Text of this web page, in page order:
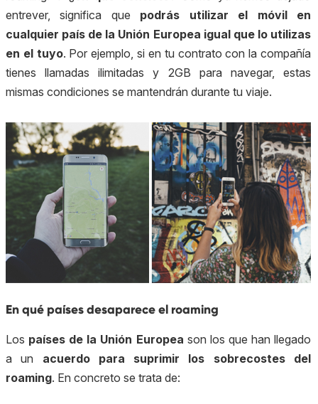
entrever, significa que podrás utilizar el móvil en
cualquier país de la Unión Europea igual que lo utilizas
en el tuyo. Por ejemplo, si en tu contrato con la compañía
tienes llamadas ilimitadas y 2GB para navegar, estas
mismas condiciones se mantendrán durante tu viaje.
En qué países desaparece el roaming
Los países de la Unión Europea son los que han llegado
a un acuerdo para suprimir los sobrecostes del
roaming. En concreto se trata de: